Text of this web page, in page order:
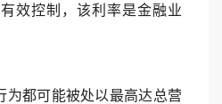
效控制，该利率是金融业
为都可能被处以最高达总营